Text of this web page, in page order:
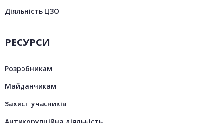
Діяльність ЦЗО
РЕСУРСИ
Розробникам
Майданчикам
Захист учасників
Антикорупційна діяльність